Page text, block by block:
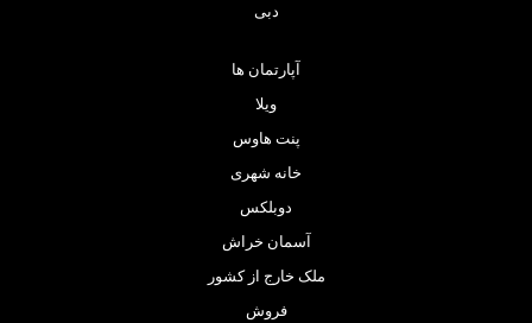
دبی
آپارتمان ها
ویلا
پنت هاوس
خانه شهری
دوبلکس
آسمان خراش
ملک خارج از کشور
فروش